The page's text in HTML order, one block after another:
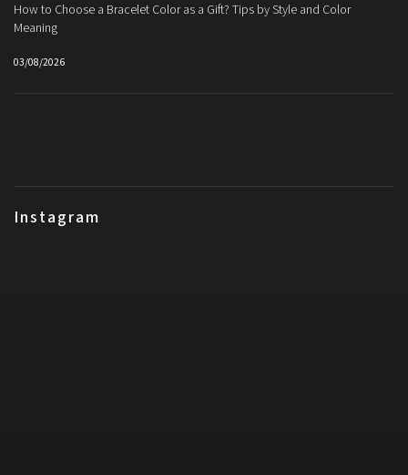
Instagram
How to Choose a Bracelet Color as a Gift? Tips by Style and Color
Meaning
03/08/2026